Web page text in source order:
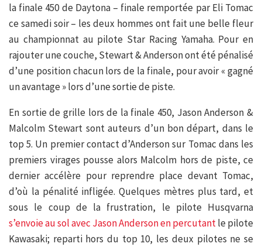
la finale 450 de Daytona – finale remportée par Eli Tomac
ce samedi soir – les deux hommes ont fait une belle fleur
au championnat au pilote Star Racing Yamaha. Pour en
rajouter une couche, Stewart & Anderson ont été pénalisé
d’une position chacun lors de la finale, pour avoir « gagné
un avantage » lors d’une sortie de piste.
En sortie de grille lors de la finale 450, Jason Anderson &
Malcolm Stewart sont auteurs d’un bon départ, dans le
top 5. Un premier contact d’Anderson sur Tomac dans les
premiers virages pousse alors Malcolm hors de piste, ce
dernier accélère pour reprendre place devant Tomac,
d’où la pénalité infligée. Quelques mètres plus tard, et
sous le coup de la frustration, le pilote Husqvarna
s’envoie au sol avec Jason Anderson en percutantle pilote
Kawasaki; reparti hors du top 10, les deux pilotes ne se